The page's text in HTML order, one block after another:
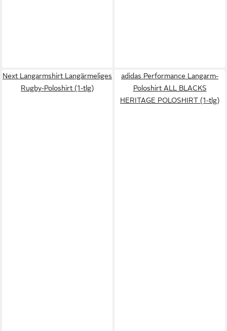
Next Langarmshirt Langärmeliges
Rugby-Poloshirt (1-tlg)
adidas Performance Langarm-
Poloshirt ALL BLACKS
HERITAGE POLOSHIRT (1-tlg)